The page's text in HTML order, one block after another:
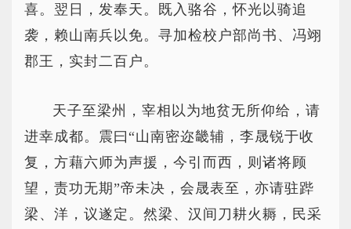
喜。翌日，发奉天。既入骆谷，怀光以骑追
袭，赖山南兵以免。寻加检校户部尚书、冯翊
郡王，实封二百户。
天子至梁州，宰相以为地贫无所仰给，请
进幸成都。震曰“山南密迩畿辅，李晟锐于收
复，方藉六师为声援，今引而西，则诸将顾
望，责功无期”帝未决，会晟表至，亦请驻跸
梁、洋，议遂定。然梁、汉间刀耕火耨，民采